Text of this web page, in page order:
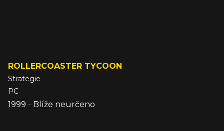
ROLLERCOASTER TYCOON
Strategie
PC
1999 - Blíže neurčeno